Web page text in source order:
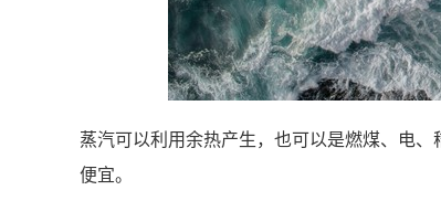
蒸汽可以利用余热产生，也可以是燃煤、电
便宜。